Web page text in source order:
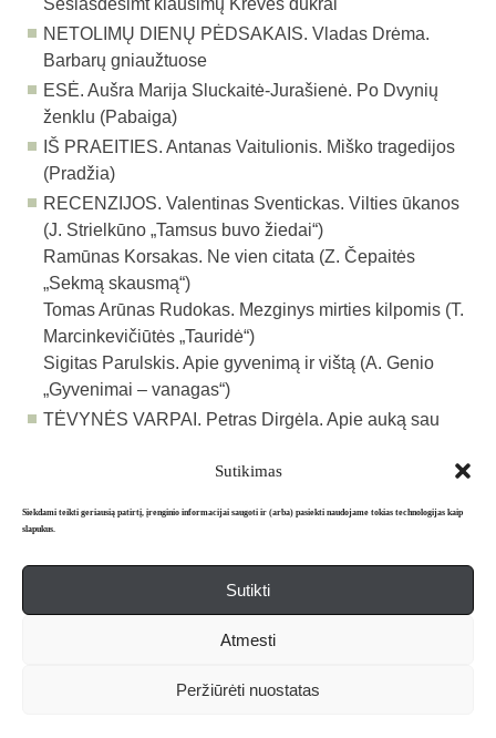
Sutikimas
Siekdami teikti geriausią patirtį, įrenginio informacijai saugoti ir (arba) pasiekti naudojame tokias technologijas kaip
slapukus.
Sutikti
Atmesti
Peržiūrėti nuostatas
Šešiasdešimt klausimų Krėvės dukrai
NETOLIMŲ DIENŲ PĖDSAKAIS. Vladas Drėma.
Barbarų gniaužtuose
ESĖ. Aušra Marija Sluckaitė-Jurašienė. Po Dvynių
ženklu (Pabaiga)
IŠ PRAEITIES. Antanas Vaitulionis. Miško tragedijos
(Pradžia)
RECENZIJOS. Valentinas Sventickas. Vilties ūkanos
(J. Strielkūno „Tamsus buvo žie­dai“)
Ramūnas Korsakas. Ne vien citata (Z. Čepaitės
„Sekmą skausmą“)
Tomas Arūnas Rudokas. Mezginys mirties kilpomis (T.
Marcinkevičiūtės „Tauridė“)
Sigitas Parulskis. Apie gyvenimą ir vištą (A. Genio
„Gyveni­mai – vanagas“)
TĖVYNĖS VARPAI. Petras Dirgėla. Apie auką sau